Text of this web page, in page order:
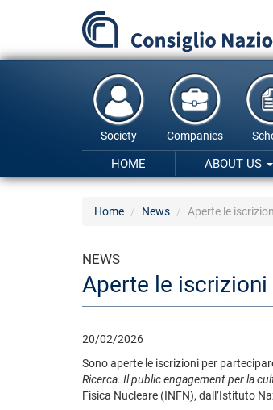
content
Society Companies
HOME ABOUT US
Home News Aperte le
NEWS
Aperte le
20/02/2026
Sono aperte le iscrizioni per
Ricerca. Il public engagement per la
Fisica Nucleare (INFN), dall’Istituto